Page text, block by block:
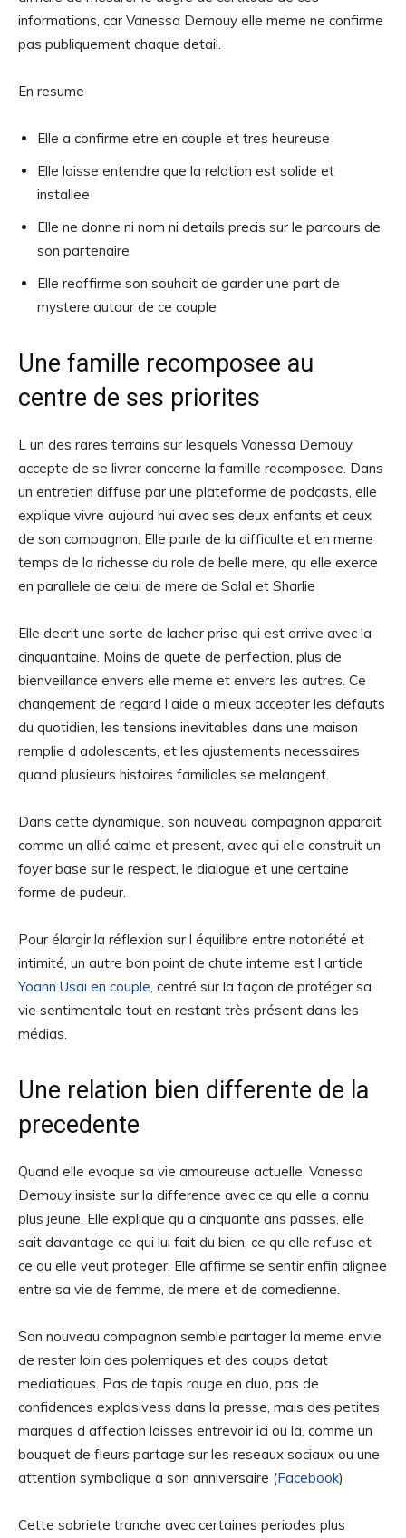
informations, car Vanessa Demouy elle meme ne confirme
pas publiquement chaque detail.
En resume
Elle a confirme etre en couple et tres heureuse
Elle laisse entendre que la relation est solide et
installee
Elle ne donne ni nom ni details precis sur le parcours de
son partenaire
Elle reaffirme son souhait de garder une part de
mystere autour de ce couple
Une famille recomposee au
centre de ses priorites
L un des rares terrains sur lesquels Vanessa Demouy
accepte de se livrer concerne la famille recomposee. Dans
un entretien diffuse par une plateforme de podcasts, elle
explique vivre aujourd hui avec ses deux enfants et ceux
de son compagnon. Elle parle de la difficulte et en meme
temps de la richesse du role de belle mere, qu elle exerce
en parallele de celui de mere de Solal et Sharlie
Elle decrit une sorte de lacher prise qui est arrive avec la
cinquantaine. Moins de quete de perfection, plus de
bienveillance envers elle meme et envers les autres. Ce
changement de regard l aide a mieux accepter les defauts
du quotidien, les tensions inevitables dans une maison
remplie d adolescents, et les ajustements necessaires
quand plusieurs histoires familiales se melangent.
Dans cette dynamique, son nouveau compagnon apparait
comme un allié calme et present, avec qui elle construit un
foyer base sur le respect, le dialogue et une certaine
forme de pudeur.
Pour élargir la réflexion sur l équilibre entre notoriété et
intimité, un autre bon point de chute interne est l article
Yoann Usai en couple, centré sur la façon de protéger sa
vie sentimentale tout en restant très présent dans les
médias.
Une relation bien differente de la
precedente
Quand elle evoque sa vie amoureuse actuelle, Vanessa
Demouy insiste sur la difference avec ce qu elle a connu
plus jeune. Elle explique qu a cinquante ans passes, elle
sait davantage ce qui lui fait du bien, ce qu elle refuse et
ce qu elle veut proteger. Elle affirme se sentir enfin alignee
entre sa vie de femme, de mere et de comedienne.
Son nouveau compagnon semble partager la meme envie
de rester loin des polemiques et des coups detat
mediatiques. Pas de tapis rouge en duo, pas de
confidences explosivess dans la presse, mais des petites
marques d affection laisses entrevoir ici ou la, comme un
bouquet de fleurs partage sur les reseaux sociaux ou une
attention symbolique a son anniversaire (Facebook)
Cette sobriete tranche avec certaines periodes plus